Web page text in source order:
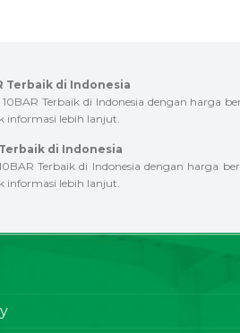
Terbaik di Indonesia
Terbaik di Indonesia dengan
informasi lebih lanjut.
Terbaik di Indonesia
Terbaik di Indonesia dengan harga
informasi lebih lanjut.